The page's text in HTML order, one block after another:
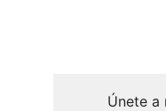
Únete a